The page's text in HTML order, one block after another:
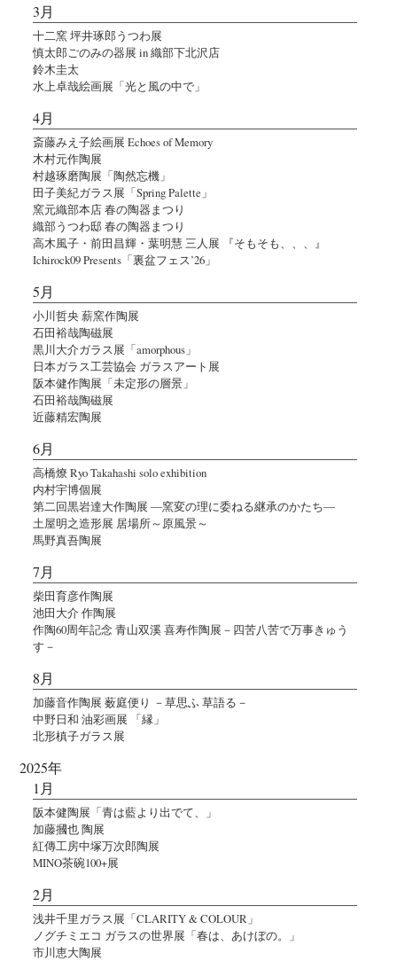
3月
十二窯 坪井琢郎うつわ展
慎太郎ごのみの器展 in 織部下北沢店
鈴木圭太
水上卓哉絵画展「光と風の中で」
4月
斎藤みえ子絵画展 Echoes of Memory
木村元作陶展
村越琢磨陶展「陶然忘機」
田子美紀ガラス展「Spring Palette」
窯元織部本店 春の陶器まつり
織部うつわ邸 春の陶器まつり
高木風子・前田昌輝・葉明慧 三人展 『そもそも、、、』
Ichirock09 Presents「裏盆フェス’26」
5月
小川哲央 薪窯作陶展
石田裕哉陶磁展
黒川大介ガラス展「amorphous」
日本ガラス工芸協会 ガラスアート展
阪本健作陶展「未定形の層景」
石田裕哉陶磁展
近藤精宏陶展
6月
高橋燎 Ryo Takahashi solo exhibition
内村宇博個展
第二回黒岩達大作陶展 ―窯変の理に委ねる継承のかたち―
土屋明之造形展 居場所～原風景～
馬野真吾陶展
7月
柴田育彦作陶展
池田大介 作陶展
作陶60周年記念 青山双溪 喜寿作陶展－四苦八苦で万事きゅう
す－
8月
加藤音作陶展 薮庭便り －草思ふ 草語る－
中野日和 油彩画展 「縁」
北形槙子ガラス展
2025年
1月
阪本健陶展「青は藍より出でて、」
加藤摑也 陶展
紅傳工房中塚万次郎陶展
MINO茶碗100+展
2月
浅井千里ガラス展「CLARITY & COLOUR」
ノグチミエコ ガラスの世界展「春は、あけぼの。」
市川恵大陶展